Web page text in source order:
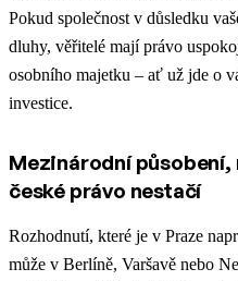
Pokud společnost v důsledku
dluhy, věřitelé mají právo
osobního majetku – ať už jde o
investice.
Mezinárodní
české právo nestačí
Rozhodnutí, které je v Praze
může v Berlíně, Varšavě nebo